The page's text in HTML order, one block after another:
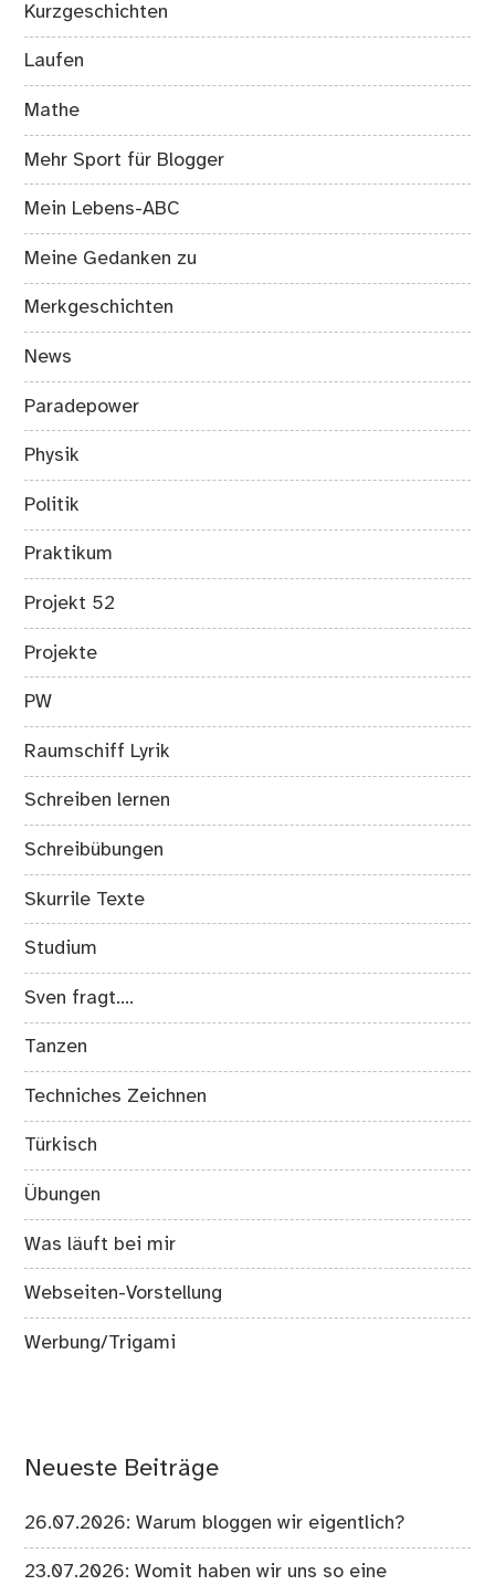
Kurzgeschichten
Laufen
Mathe
Mehr Sport für Blogger
Mein Lebens-ABC
Meine Gedanken zu
Merkgeschichten
News
Paradepower
Physik
Politik
Praktikum
Projekt 52
Projekte
PW
Raumschiff Lyrik
Schreiben lernen
Schreibübungen
Skurrile Texte
Studium
Sven fragt….
Tanzen
Techniches Zeichnen
Türkisch
Übungen
Was läuft bei mir
Webseiten-Vorstellung
Werbung/Trigami
Neueste Beiträge
26.07.2026: Warum bloggen wir eigentlich?
23.07.2026: Womit haben wir uns so eine